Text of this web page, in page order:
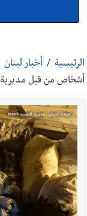
أخبار صيدا
تقنية حول الحد من
أخبار صيدا
عمر
البطولة
الرئيسية / أخبار لبنان
أشخاص من قبل مديرية